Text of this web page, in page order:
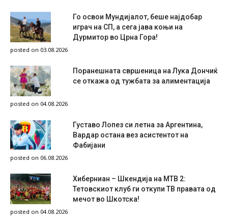
Го освои Мундијалот, беше најдобар
играч на СП, а сега јава коњи на
Дурмитор во Црна Гора!
posted on 03.08.2026
Поранешната свршеница на Лука Дончиќ
се откажа од тужбата за алиментација
posted on 04.08.2026
Густаво Лопез си летна за Аргентина,
Вардар остана вез асистентот на
Фабијани
posted on 06.08.2026
Хиберниан – Шкендија на МТВ 2:
Тетовскиот клуб ги откупи ТВ правата од
мечот во Шкотска!
posted on 04.08.2026